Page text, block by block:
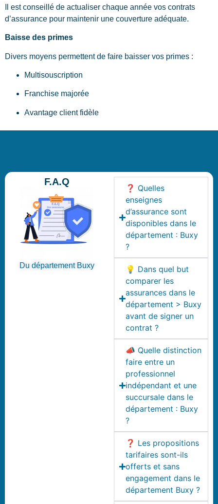
Il est conseillé de actualiser chaque année vos contrats
d’assurance pour maintenir une couverture adéquate.
Baisse des primes
Divers moyens permettent de faire baisser vos primes :
Multisouscription
Franchise majorée
Avantage client fidèle
F.A.Q
Du département Buxy
❓ Quelles
enseignes
d’assurance sont
disponibles dans le
département : Buxy
?
💡 Dans quel but
comparer les
assurances dans le
département > Buxy
avant de signer un
contrat ?
📣 Quelle distinction
faire entre un
professionnel
indépendant et une
succursale dans le
département : Buxy
?
❓ Les propositions
tarifaires sont-ils
offerts et sans
engagement dans le
département Buxy ?